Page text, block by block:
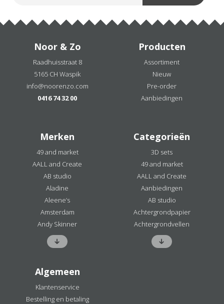
Noor & Zo
Raadhuisstraat 8
5165 CH Waspik
info@noorenzo.com
0416 74 32 00
Producten
Assortiment
Nieuw
Pre-order
Aanbiedingen
Merken
49 and market
AALL and Create
AB studio
Aladine
Aleene’s
Amsterdam
Andy Skinner
Categorieën
3D sets
49 and market
AALL and Create
Aanbiedingen
AB studio
Achtergrondpapier
Achtergrondvellen
Algemeen
Klantenservice
Bestelling en betaling